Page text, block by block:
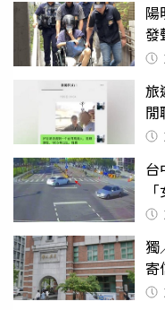
陽
發
旅
閒
台
致
獨
寄
關